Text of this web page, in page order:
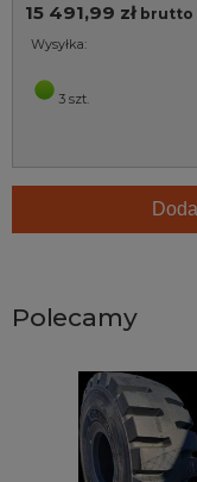
15 491,99 zł brutto
Wysyłka:
3 szt.
Polecamy